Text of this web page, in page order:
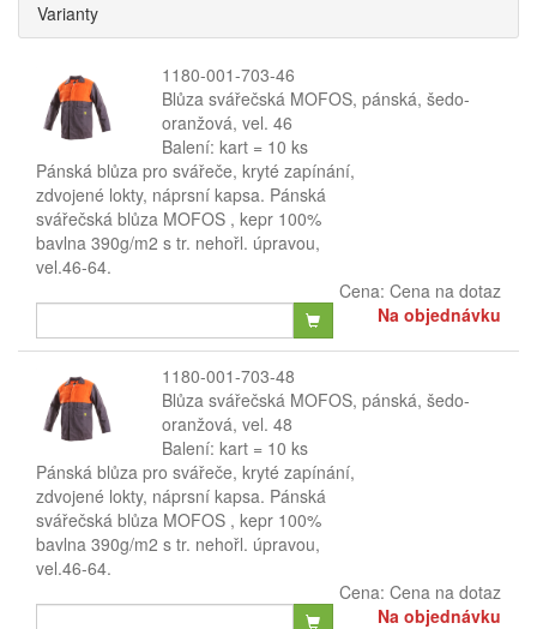
Varianty
1180-001-703-46
Blůza svářečská MOFOS, pánská, šedo-
oranžová, vel. 46
Balení: kart = 10 ks
Pánská blůza pro svářeče, kryté zapínání,
zdvojené lokty, náprsní kapsa. Pánská
svářečská blůza MOFOS , kepr 100%
bavlna 390g/m2 s tr. nehořl. úpravou,
vel.46-64.
Cena: Cena na dotaz
Na objednávku
1180-001-703-48
Blůza svářečská MOFOS, pánská, šedo-
oranžová, vel. 48
Balení: kart = 10 ks
Pánská blůza pro svářeče, kryté zapínání,
zdvojené lokty, náprsní kapsa. Pánská
svářečská blůza MOFOS , kepr 100%
bavlna 390g/m2 s tr. nehořl. úpravou,
vel.46-64.
Cena: Cena na dotaz
Na objednávku